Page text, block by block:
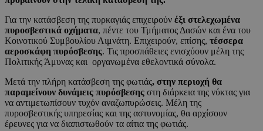
Για την κατάσβεση της πυρκαγιάς επιχειρούν έξι στελεχωμένα
πυροσβεστικά οχήματα, πέντε του Τμήματος Δασών και ένα του
Κοινοτικού Συμβουλίου Λιμνάτη. Επιχειρούν, επίσης, τέσσερα
αεροσκάφη πυρόσβεσης. Τις προσπάθειες ενισχύουν μέλη της
Πολιτικής Άμυνας και οργανωμένα εθελοντικά σύνολα.
Μετά την πλήρη κατάσβεση της φωτιάς, στην περιοχή θα
παραμείνουν δυνάμεις πυρόσβεσης στη διάρκεια της νύκτας για
να αντιμετωπίσουν τυχόν αναζωπυρώσεις. Μέλη της
πυροσβεστικής υπηρεσίας και της αστυνομίας, θα αρχίσουν
έρευνες για να διαπιστωθούν τα αίτια της φωτιάς.